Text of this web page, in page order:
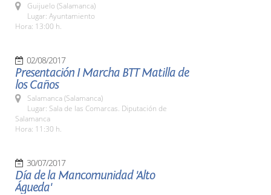
Guijuelo (Salamanca)
Lugar: Ayuntamiento
Hora: 13:00 h.
02/08/2017
Presentación I Marcha BTT Matilla de
los Caños
Salamanca (Salamanca)
Lugar: Sala de las Comarcas. Diputación de
Salamanca
Hora: 11:30 h.
30/07/2017
Día de la Mancomunidad 'Alto
Águeda'